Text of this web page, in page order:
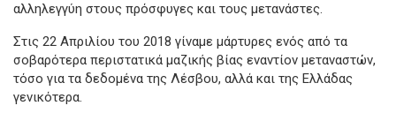
αλληλεγγύη στους πρόσφυγες και τους μετανάστες.
Στις 22 Απριλίου του 2018 γίναμε μάρτυρες ενός από τα
σοβαρότερα περιστατικά μαζικής βίας εναντίον μεταναστών,
τόσο για τα δεδομένα της Λέσβου, αλλά και της Ελλάδας
γενικότερα.